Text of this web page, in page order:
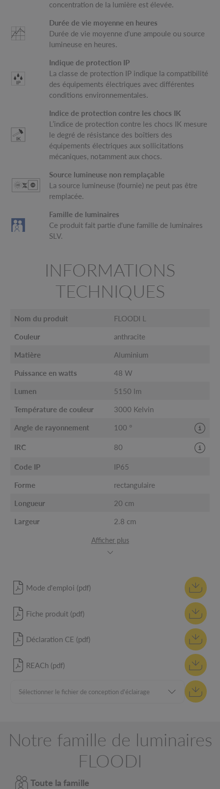
concentration de la lumière est élevée.
Durée de vie moyenne en heures
Durée de vie moyenne d'une ampoule ou source
lumineuse en heures.
Indique de protection IP
La classe de protection IP indique la compatibilité
des équipements électriques avec différentes
conditions environnementales.
Indice de protection contre les chocs IK
L’indice de protection contre les chocs IK mesure
le degré de résistance des boîtiers des
équipements électriques aux sollicitations
mécaniques, notamment aux chocs.
Source lumineuse non remplaçable
La source lumineuse (fournie) ne peut pas être
remplacée.
Famille de luminaires
Ce produit fait partie d'une famille de luminaires
SLV.
INFORMATIONS
TECHNIQUES
Nom du produit FLOODI L
Couleur anthracite
Matière Aluminium
Puissance en watts 48 W
Lumen 5150 lm
Température de couleur 3000 Kelvin
Angle de rayonnement 100 °
IRC 80
Code IP IP65
Forme rectangulaire
Longueur 20 cm
Largeur 2.8 cm
Afficher plus
Mode d'emploi (pdf)
Fiche produit (pdf)
Déclaration CE (pdf)
REACh (pdf)
Notre famille de luminaires
FLOODI
Toute la famille